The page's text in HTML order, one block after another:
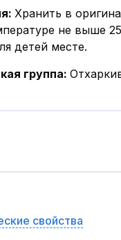
: Хранить в
не выше
детей месте.
группа:
свойства